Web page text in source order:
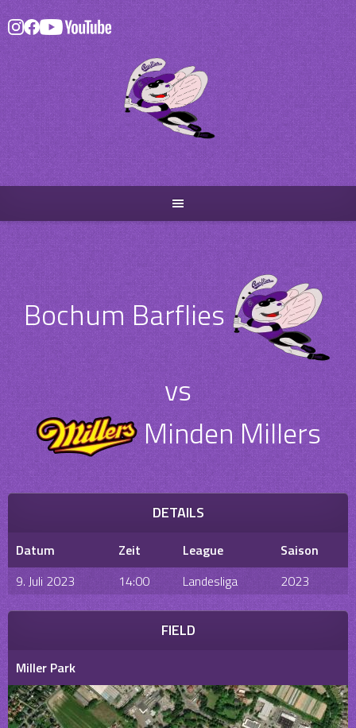
Skip
to
content
Bochum Barflies
vs
Minden Millers
DETAILS
Datum Zeit League
Saison
9. Juli 2023
14:00 Landesliga 2023
FIELD
Miller Park